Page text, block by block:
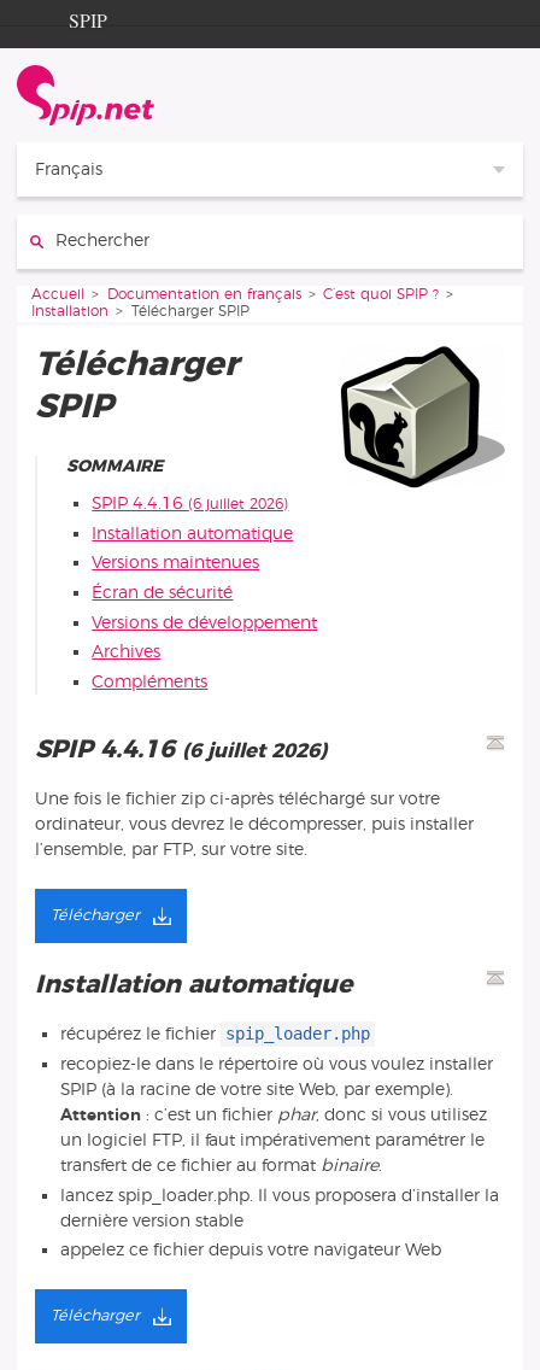
Aller au contenu
Aller à la navigation
SPIP
Documentation
Contribution
Français
Vous êtes ici :
Accueil Documentation en français
C’est quoi SPIP ?
Installation
Télécharger SPIP
Télécharger
SPIP
SOMMAIRE
SPIP 4.4.16 (6 juillet 2026)
Installation automatique
Versions maintenues
Écran de sécurité
Versions de développement
Archives
Compléments
SPIP 4.4.16 (6 juillet 2026)
Une fois le fichier zip ci-après téléchargé sur votre
ordinateur, vous devrez le décompresser, puis installer
l’ensemble, par FTP, sur votre site.
Télécharger
Installation automatique
récupérez le fichier spip_loader.php
recopiez-le dans le répertoire où vous voulez installer
SPIP (à la racine de votre site Web, par exemple).
Attention : c’est un fichier phar, donc si vous utilisez
un logiciel FTP, il faut impérativement paramétrer le
transfert de ce fichier au format binaire.
lancez spip_loader.php. Il vous proposera d’installer la
dernière version stable
appelez ce fichier depuis votre navigateur Web
Télécharger